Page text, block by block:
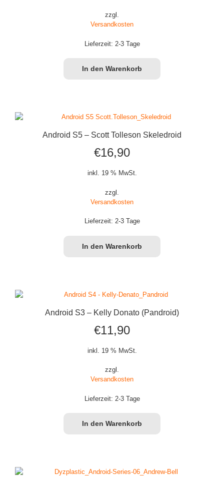
zzgl.
Versandkosten
Lieferzeit: 2-3 Tage
In den Warenkorb
Android S5 – Scott Tolleson Skeledroid
€16,90
inkl. 19 % MwSt.
zzgl.
Versandkosten
Lieferzeit: 2-3 Tage
In den Warenkorb
Android S3 – Kelly Donato (Pandroid)
€11,90
inkl. 19 % MwSt.
zzgl.
Versandkosten
Lieferzeit: 2-3 Tage
In den Warenkorb